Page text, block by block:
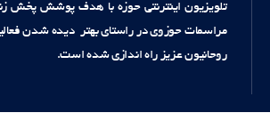
تلویزیون اینترنتی حوزه با هدف پوشش پخش
مراسمات حوزوی در راستای بهتر دیده شدن
روحانیون عزیز راه اندازی شده است.